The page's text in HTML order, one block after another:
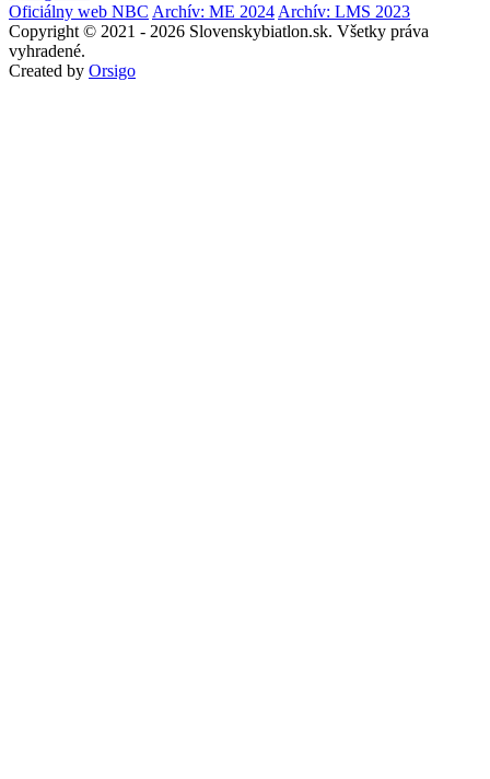
Oficiálny web NBC Archív: ME 2024 Archív: LMS 2023
Copyright © 2021 - 2026 Slovenskybiatlon.sk. Všetky práva
vyhradené.
Created by Orsigo